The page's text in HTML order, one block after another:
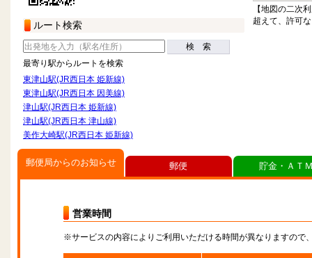
ルート検索
検 索
最寄り駅からルートを検索
東津山駅(JR西日本 姫新線)
東津山駅(JR西日本 因美線)
津山駅(JR西日本 姫新線)
津山駅(JR西日本 津山線)
美作大崎駅(JR西日本 姫新線)
【地図の二次
超えて、許可
郵便局からのお知らせ
営業時間
※サービスの内容によりご利用いただける時間が異なりますので
郵便 貯金・ＡＴ